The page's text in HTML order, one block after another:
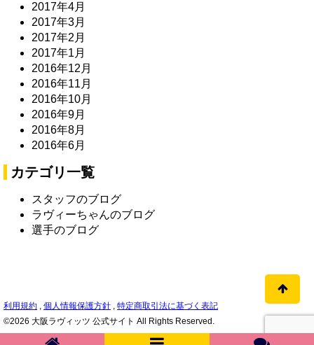
2017年4月
2017年3月
2017年2月
2017年1月
2016年12月
2016年11月
2016年10月
2016年9月
2016年8月
2016年6月
カテゴリ一覧
スタッフのブログ
ラヴィーちゃんのブログ
選手のブログ
利用規約 個人情報保護方針
特定商取引法に基づく表記
©2026 大阪ラヴィッツ 公式サイト All Rights Reserved.